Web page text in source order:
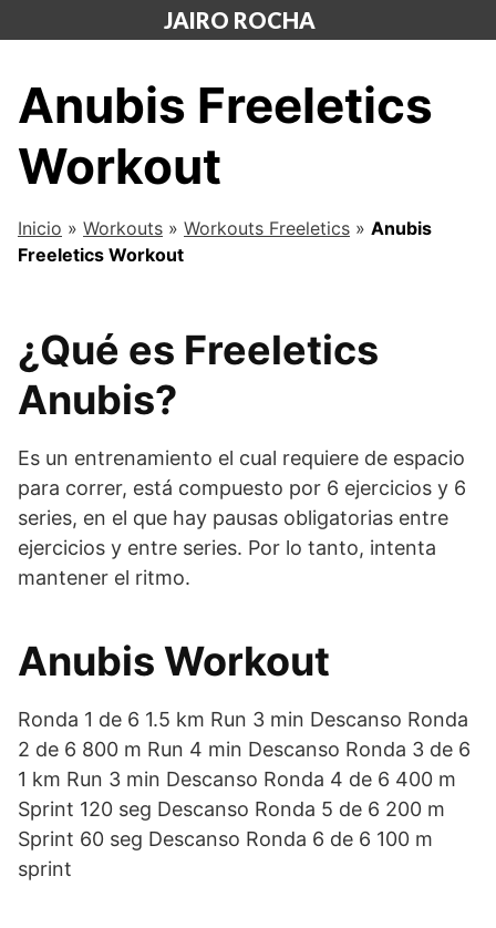
al
JAIRO ROCHA
Anubis Freeletics
Workout
Inicio » Workouts » Workouts Freeletics » Anubis
Freeletics Workout
¿Qué es Freeletics
Anubis?
Es un entrenamiento el cual requiere de espacio
para correr, está compuesto por 6 ejercicios y 6
series, en el que hay pausas obligatorias entre
ejercicios y entre series. Por lo tanto, intenta
mantener el ritmo.
Anubis Workout
Ronda 1 de 6 1.5 km Run 3 min Descanso Ronda
2 de 6 800 m Run 4 min Descanso Ronda 3 de 6
1 km Run 3 min Descanso Ronda 4 de 6 400 m
Sprint 120 seg Descanso Ronda 5 de 6 200 m
Sprint 60 seg Descanso Ronda 6 de 6 100 m
sprint